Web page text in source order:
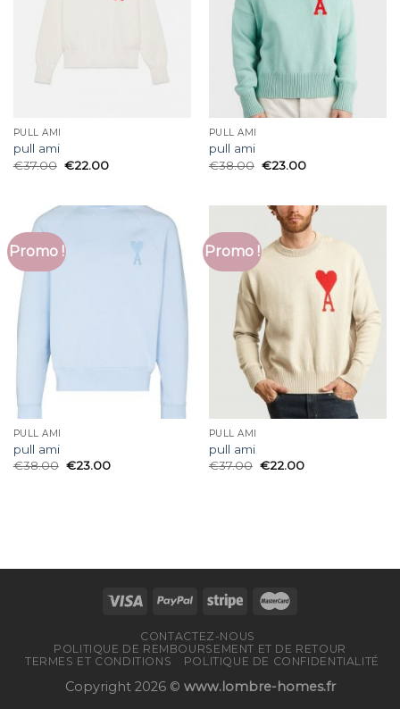
PULL AMI
pull ami
€37.00 €22.00
PULL AMI
pull ami
€38.00 €23.00
Promo !
PULL AMI
pull ami
€38.00 €23.00
Promo !
PULL AMI
pull ami
€37.00 €22.00
CONTACTEZ-NOUS
POLITIQUE DE REMBOURSEMENT ET DE RETOUR
TERMES ET CONDITIONS
POLITIQUE DE CONFIDENTIALITÉ
Copyright 2026 © www.lombre-homes.fr